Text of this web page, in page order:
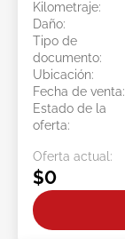
Kilometraje:
Daño:
Tipo de
documento:
Ubicación:
Fecha de venta:
Estado de la
oferta:
Oferta actual:
$0